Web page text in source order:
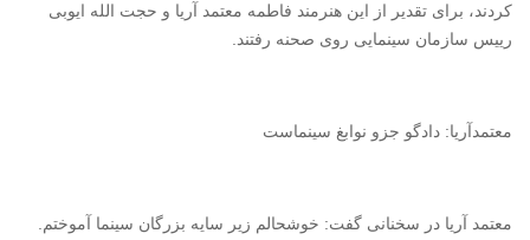
کردند، برای تقدیر از این هنرمند فاطمه معتمد آریا و حجت الله ایوبی
رییس سازمان سینمایی روی صحنه رفتند.
معتمدآریا: دادگو جزو نوابغ سینماست
معتمد آریا در سخنانی گفت: خوشحالم زیر سایه بزرگان سینما آموختم.